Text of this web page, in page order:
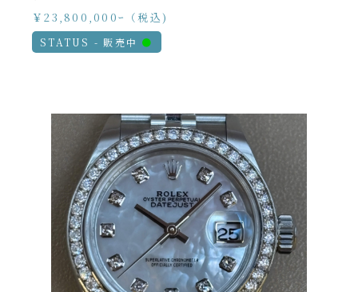
￥23,800,000ｰ（税込)
STATUS - 販売中 ●